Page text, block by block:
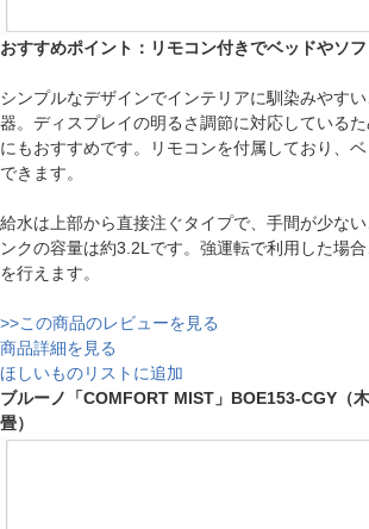
おすすめポイント：リモコン付きでベッドやソ
シンプルなデザインでインテリアに馴染みやす
器。ディスプレイの明るさ調節に対応している
にもおすすめです。リモコンを付属しており、
できます。
給水は上部から直接注ぐタイプで、手間が少な
ンクの容量は約3.2Lです。強運転で利用した場
を行えます。
>>この商品のレビューを見る
商品詳細を見る
ほしいものリストに追加
ブルーノ「COMFORT MIST」BOE153-CGY（
畳）